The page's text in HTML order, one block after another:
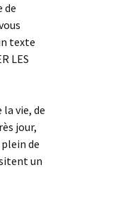
de
texte
LES
vie, de
jour,
de
un